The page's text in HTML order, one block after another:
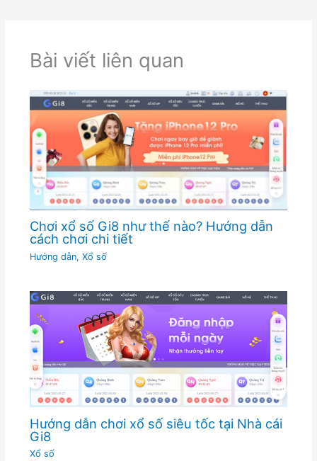
Bài viết liên quan
Chơi xổ số Gi8 như thế nào? Hướng dẫn
cách chơi chi tiết
Hướng dẫn, Xổ số
Hướng dẫn chơi xổ số siêu tốc tại Nhà cái
Gi8
Xổ số